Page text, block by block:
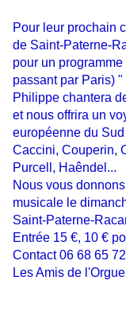
Pour leur prochain
de Saint-Paterne-
pour un
passant par Paris) "
Philippe chantera
et nous offrira un
européenne du
Caccini, Couperin,
Purcell, Haêndel...
Nous vous
musicale le
Saint-Paterne-
Entrée 15 €, 10 €
Contact 06 68 65
Les Amis de l'Orgue